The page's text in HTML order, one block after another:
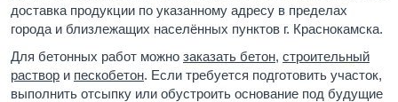
доставка продукции по указанному адресу в пределах
города и близлежащих населённых пунктов г. Краснокамска.
Для бетонных работ можно заказать бетон, строительный
раствор и пескобетон. Если требуется подготовить участок,
выполнить отсыпку или обустроить основание под будущие